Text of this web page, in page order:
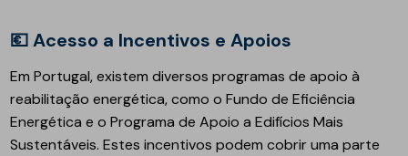
💶 Acesso a Incentivos e Apoios
Em Portugal, existem diversos programas de apoio à
reabilitação energética, como o Fundo de Eficiência
Energética e o Programa de Apoio a Edifícios Mais
Sustentáveis. Estes incentivos podem cobrir uma parte